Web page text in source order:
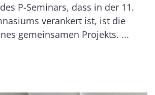
P-Seminars, dass in der 11.
verankert ist, ist die
gemeinsamen Projekts. ...